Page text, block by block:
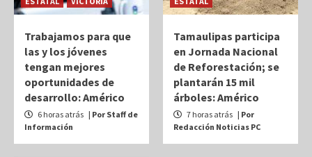
Trabajamos para que
las y los jóvenes
tengan mejores
oportunidades de
desarrollo: Américo
6 horas atrás | Por Staff de
Información
Tamaulipas participa
en Jornada Nacional
de Reforestación; se
plantarán 15 mil
árboles: Américo
7 horas atrás | Por
Redacción Noticias PC